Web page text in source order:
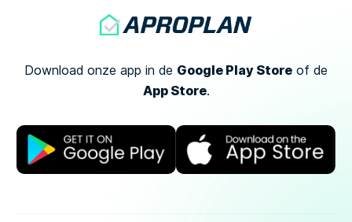
Download onze app in de Google Play Store of de
App Store.